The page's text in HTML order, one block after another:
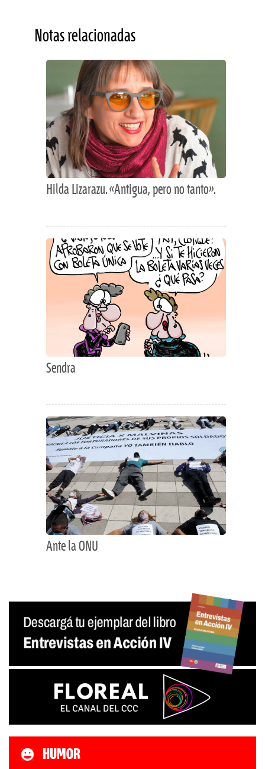
Notas relacionadas
Hilda Lizarazu. «Antigua, pero no tanto».
Sendra
Ante la ONU
HUMOR